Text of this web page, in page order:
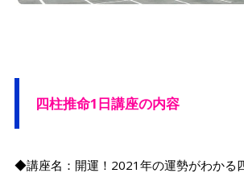
四柱推命1日講座の内容
◆講座名：開運！2021年の運勢がわかる